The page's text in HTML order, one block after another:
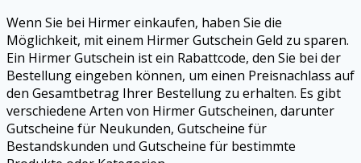
Wenn Sie bei Hirmer einkaufen, haben Sie die
Möglichkeit, mit einem Hirmer Gutschein Geld zu sparen.
Ein Hirmer Gutschein ist ein Rabattcode, den Sie bei der
Bestellung eingeben können, um einen Preisnachlass auf
den Gesamtbetrag Ihrer Bestellung zu erhalten. Es gibt
verschiedene Arten von Hirmer Gutscheinen, darunter
Gutscheine für Neukunden, Gutscheine für
Bestandskunden und Gutscheine für bestimmte